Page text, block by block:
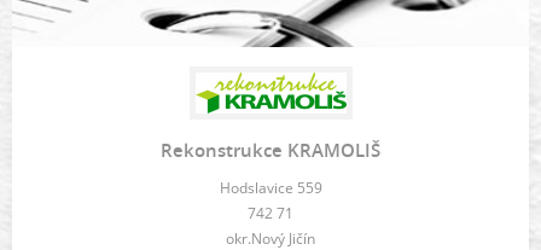
Rekonstrukce KRAMOLIŠ
Hodslavice 559
742 71
okr.Nový Jičín